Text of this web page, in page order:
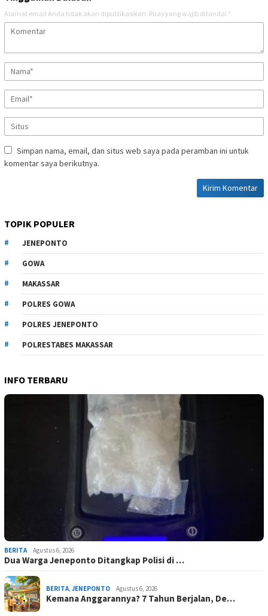
Alamat email Anda tidak akan dipublikasikan. Ruas yang wajib ditandai *
Simpan nama, email, dan situs web saya pada peramban ini untuk
komentar saya berikutnya.
TOPIK POPULER
JENEPONTO
GOWA
MAKASSAR
POLRES GOWA
POLRES JENEPONTO
POLRESTABES MAKASSAR
INFO TERBARU
BERITA Agustus 6, 2026
Dua Warga Jeneponto Ditangkap Polisi di …
BERITA, JENEPONTO Agustus 6, 2026
Kemana Anggarannya? 7 Tahun Berjalan, De…